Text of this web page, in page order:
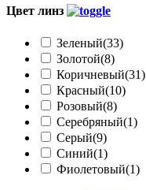
Цвет линз
Зеленый(33)
Золотой(8)
Коричневый(31)
Красный(10)
Розовый(8)
Серебряный(1)
Серый(9)
Синий(1)
Фиолетовый(1)